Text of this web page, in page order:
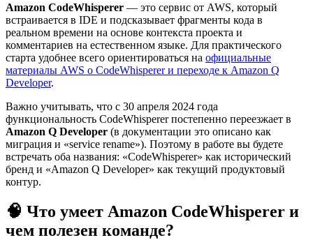
Amazon CodeWhisperer — это сервис от AWS, который
встраивается в IDE и подсказывает фрагменты кода в
реальном времени на основе контекста проекта и
комментариев на естественном языке. Для практического
старта удобнее всего ориентироваться на официальные
материалы AWS о CodeWhisperer и переходе к Amazon Q
Developer.
Важно учитывать, что с 30 апреля 2024 года
функциональность CodeWhisperer постепенно переезжает в
Amazon Q Developer (в документации это описано как
миграция и «service rename»). Поэтому в работе вы будете
встречать оба названия: «CodeWhisperer» как исторический
бренд и «Amazon Q Developer» как текущий продуктовый
контур.
🧠 Что умеет Amazon CodeWhisperer и
чем полезен команде?